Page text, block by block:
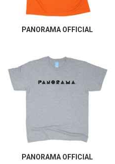
PANORAMA OFFICIAL
PANORAMA OFFICIAL